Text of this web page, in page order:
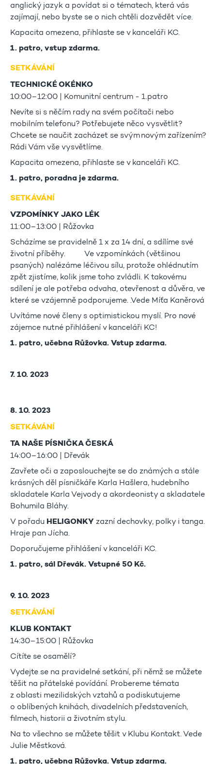
anglický jazyk a povídat si o tématech, která vás
zajímají, nebo byste se o nich chtěli dozvědět více.
Kapacita omezena, přihlaste se v kanceláři KC.
1. patro, vstup zdarma.
SETKÁVÁNÍ
TECHNICKÉ OKÉNKO
10:00–12:00 | Komunitní centrum - 1.patro
Nevíte si s něčím rady na svém počítači nebo
mobilním telefonu? Potřebujete něco vysvětlit?
Chcete se naučit zacházet se svým novým zařízením?
Rádi Vám vše vysvětlíme.
Kapacita omezena, přihlaste se v kanceláři KC.
1. patro, poradna je zdarma.
SETKÁVÁNÍ
VZPOMÍNKY JAKO LÉK
11:00–13:00 | Růžovka
Scházíme se pravidelně 1 x za 14 dní, a sdílíme své
životní příběhy. Ve vzpomínkách (většinou
psaných) nalézáme léčivou sílu, protože ohlédnutím
zpět zjistíme, kolik jsme toho zvládli. K takovému
sdílení je ale potřeba odvaha, otevřenost a důvěra, ve
které se vzájemně podporujeme. .Vede Míťa Kaněrová
Uvítáme nové členy s optimistickou myslí. Pro nové
zájemce nutné přihlášení v kanceláři KC!
1. patro, učebna Růžovka. Vstup zdarma.
7. 10. 2023
8. 10. 2023
SETKÁVÁNÍ
TA NAŠE PÍSNIČKA ČESKÁ
14:00–16:00 | Dřevák
Zavřete oči a zaposlouchejte se do známých a stále
krásných děl písničkáře Karla Hašlera, hudebního
skladatele Karla Vejvody a akordeonisty a skladatele
Bohumila Bláhy.
V pořadu HELIGONKY zazní dechovky, polky i tanga.
Hraje pan Jícha.
Doporučujeme přihlášení v kanceláři KC.
1. patro, sál Dřevák. Vstupné 50 Kč.
9. 10. 2023
SETKÁVÁNÍ
KLUB KONTAKT
14:30–15:00 | Růžovka
Cítíte se osamělí?
Vydejte se na pravidelné setkání, při němž se můžete
těšit na přátelské povídání. Probereme témata
z oblasti mezilidských vztahů a podiskutujeme
o oblíbených knihách, divadelních představeních,
filmech, historii a životním stylu.
Na to všechno se můžete těšit v Klubu Kontakt. Vede
Julie Městková.
1. patro, učebna Růžovka. Vstup zdarma.